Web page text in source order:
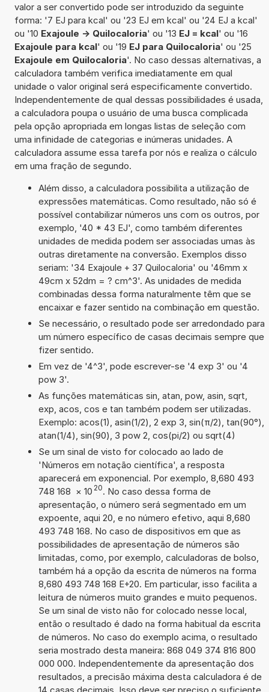
valor a ser convertido pode ser introduzido da seguinte
forma: '7 EJ para kcal' ou '23 EJ em kcal' ou '24 EJ a kcal'
ou '10 Exajoule -> Quilocaloria' ou '13 EJ = kcal' ou '16
Exajoule para kcal' ou '19 EJ para Quilocaloria' ou '25
Exajoule em Quilocaloria'. No caso dessas alternativas, a
calculadora também verifica imediatamente em qual
unidade o valor original será especificamente convertido.
Independentemente de qual dessas possibilidades é usada,
a calculadora poupa o usuário de uma busca complicada
pela opção apropriada em longas listas de seleção com
uma infinidade de categorias e inúmeras unidades. A
calculadora assume essa tarefa por nós e realiza o cálculo
em uma fração de segundo.
Além disso, a calculadora possibilita a utilização de
expressões matemáticas. Como resultado, não só é
possível contabilizar números uns com os outros, por
exemplo, '40 * 43 EJ', como também diferentes
unidades de medida podem ser associadas umas às
outras diretamente na conversão. Exemplos disso
seriam: '34 Exajoule + 37 Quilocaloria' ou '46mm x
49cm x 52dm = ? cm^3'. As unidades de medida
combinadas dessa forma naturalmente têm que se
encaixar e fazer sentido na combinação em questão.
Se necessário, o resultado pode ser arredondado para
um número específico de casas decimais sempre que
fizer sentido.
Em vez de '4^3', pode escrever-se '4 exp 3' ou '4
pow 3'.
As funções matemáticas sin, atan, pow, asin, sqrt,
exp, acos, cos e tan também podem ser utilizadas.
Exemplo: acos(1), asin(1/2), 2 exp 3, sin(π/2), tan(90°),
atan(1/4), sin(90), 3 pow 2, cos(pi/2) ou sqrt(4)
Se um sinal de visto for colocado ao lado de
'Números em notação científica', a resposta
aparecerá em exponencial. Por exemplo, 8,680 493
748 168 × 10 20. No caso dessa forma de
apresentação, o número será segmentado em um
expoente, aqui 20, e no número efetivo, aqui 8,680
493 748 168. No caso de dispositivos em que as
possibilidades de apresentação de números são
limitadas, como, por exemplo, calculadoras de bolso,
também há a opção da escrita de números na forma
8,680 493 748 168 E+20. Em particular, isso facilita a
leitura de números muito grandes e muito pequenos.
Se um sinal de visto não for colocado nesse local,
então o resultado é dado na forma habitual da escrita
de números. No caso do exemplo acima, o resultado
seria mostrado desta maneira: 868 049 374 816 800
000 000. Independentemente da apresentação dos
resultados, a precisão máxima desta calculadora é de
14 casas decimais. Isso deve ser preciso o suficiente